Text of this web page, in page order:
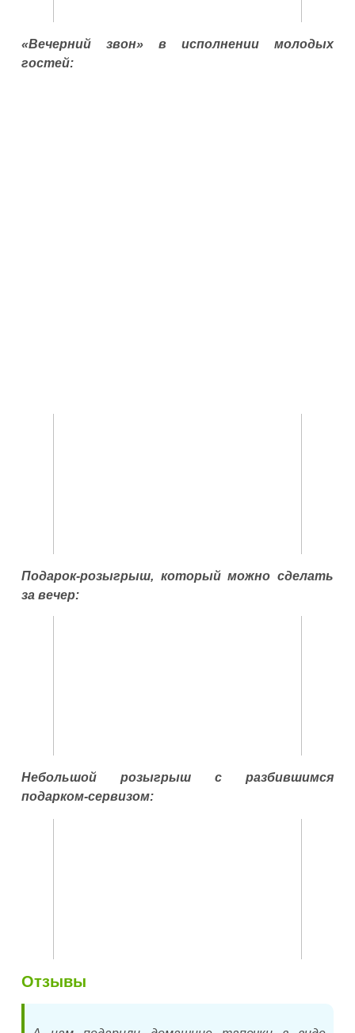
«Вечерний звон» в исполнении молодых
гостей:
Подарок-розыгрыш, который можно сделать
за вечер:
Небольшой розыгрыш с разбившимся
подарком-сервизом:
Отзывы